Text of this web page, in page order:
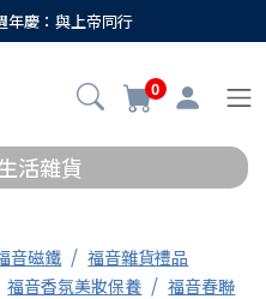
年慶：與上帝同行
0
活雜貨
音磁鐵
福音雜貨禮品
福音香氛美妝保養 福音春聯